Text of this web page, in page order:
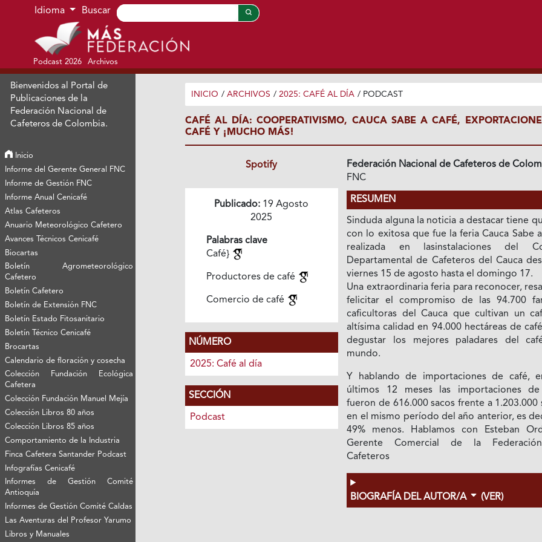
Ir al menú de navegación principal
Ir al contenido principal
Ir al pie de página del sitio
Idioma Buscar
Podcast 2026 Archivos
Bienvenidos al Portal de
Publicaciones de la
Federación Nacional de
Cafeteros de Colombia.
Inicio
Informe del Gerente General FNC
Informe de Gestión FNC
Informe Anual Cenicafé
Atlas Cafeteros
Anuario Meteorológico Cafetero
Avances Técnicos Cenicafé
Biocartas
Boletín Agrometeorológico
Cafetero
Boletín Cafetero
Boletín de Extensión FNC
Boletín Estado Fitosanitario
Boletín Técnico Cenicafé
Brocartas
Calendario de floración y cosecha
Colección Fundación Ecológica
Cafetera
Colección Fundación Manuel Mejía
Colección Libros 80 años
Colección Libros 85 años
Comportamiento de la Industria
Finca Cafetera Santander Podcast
Infografías Cenicafé
Informes de Gestión Comité
Antioquía
Informes de Gestión Comité Caldas
Las Aventuras del Profesor Yarumo
Libros y Manuales
INICIO / ARCHIVOS / 2025: CAFÉ AL DÍA / PODCAST
CAFÉ AL DÍA: COOPERATIVISMO, CAUCA SABE A CAFÉ,
CAFÉ Y ¡MUCHO MÁS!
Spotify
Publicado: 19 Agosto
2025
Palabras clave
Café}
Productores de café
Comercio de café
NÚMERO
2025: Café al día
SECCIÓN
Podcast
Federación Nacional de Cafeteros de
FNC
RESUMEN
Sinduda alguna la noticia a destacar tiene
con lo exitosa que fue la feria Cauca Sabe
realizada en lasinstalaciones del
Departamental de Cafeteros del Cauca
viernes 15 de agosto hasta el domingo 17.
Una extraordinaria feria para reconocer,
felicitar el compromiso de las 94.700
caficultoras del Cauca que cultivan un
altísima calidad en 94.000 hectáreas de
degustar los mejores paladares del
mundo.
Y hablando de importaciones de café,
últimos 12 meses las importaciones
fueron de 616.000 sacos frente a 1.203.000
en el mismo período del año anterior, es
49% menos. Hablamos con Esteban
Gerente Comercial de la
Cafeteros
BIOGRAFÍA DEL AUTOR/A (VER)